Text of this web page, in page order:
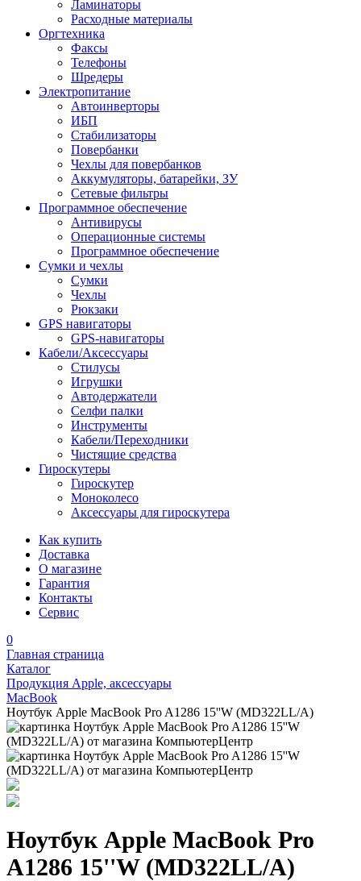
Ламинаторы
Расходные материалы
Оргтехника
Факсы
Телефоны
Шредеры
Электропитание
Автоинверторы
ИБП
Стабилизаторы
Повербанки
Чехлы для повербанков
Аккумуляторы, батарейки, ЗУ
Сетевые фильтры
Программное обеспечение
Антивирусы
Операционные системы
Программное обеспечение
Сумки и чехлы
Сумки
Чехлы
Рюкзаки
GPS навигаторы
GPS-навигаторы
Кабели/Аксессуары
Стилусы
Игрушки
Автодержатели
Селфи палки
Инструменты
Кабели/Переходники
Чистящие средства
Гироскутеры
Гироскутер
Моноколесо
Аксессуары для гироскутера
Как купить
Доставка
О магазине
Гарантия
Контакты
Сервис
0
Главная страница
Каталог
Продукция Apple, аксессуары
MacBook
Ноутбук Apple MacBook Pro A1286 15''W (MD322LL/A)
Ноутбук Apple MacBook Pro
A1286 15''W (MD322LL/A)